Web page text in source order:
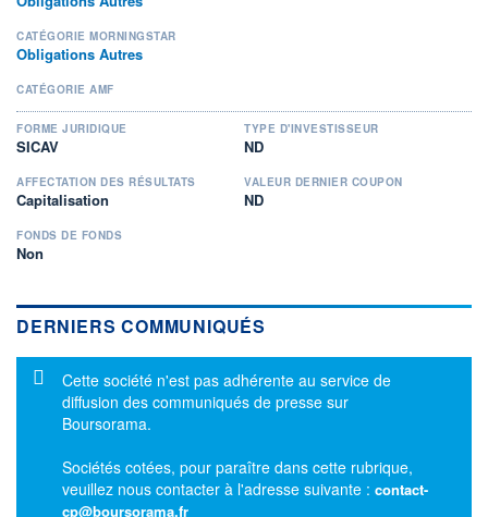
CATÉGORIE MORNINGSTAR
Obligations Autres
CATÉGORIE AMF
FORME JURIDIQUE
SICAV
TYPE D'INVESTISSEUR
ND
AFFECTATION DES RÉSULTATS
Capitalisation
VALEUR DERNIER COUPON
ND
FONDS DE FONDS
Non
DERNIERS COMMUNIQUÉS
Message d'information
Cette société n'est pas adhérente au service de
diffusion des communiqués de presse sur
Boursorama.
Sociétés cotées, pour paraître dans cette rubrique,
veuillez nous contacter à l'adresse suivante : contact-
cp@boursorama.fr